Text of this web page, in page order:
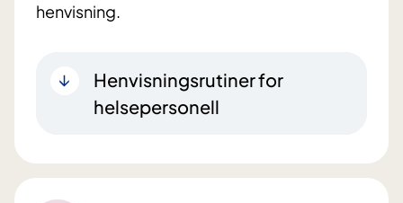
henvisning.
Henvisningsrutiner for
helsepersonell